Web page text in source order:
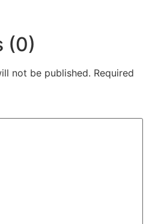
(0)
not be published. Required